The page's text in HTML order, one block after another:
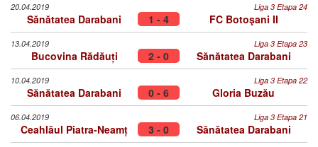
20.04.2019 Liga 3 Etapa 24
Sănătatea Darabani 1 - 4 FC Botoşani II
13.04.2019 Liga 3 Etapa 23
Bucovina Rădăuți 2 - 0 Sănătatea Darabani
10.04.2019 Liga 3 Etapa 22
Sănătatea Darabani 0 - 6 Gloria Buzău
06.04.2019 Liga 3 Etapa 21
Ceahlăul Piatra-Neamț 3 - 0 Sănătatea Darabani